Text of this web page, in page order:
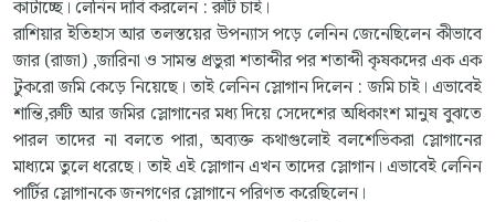
কাটাচ্ছে। লেনিন দাবি করলেন : রুটি চাই।
রাশিয়ার ইতিহাস আর তলস্তয়ের উপন্যাস পড়ে লেনিন জেনেছিলেন কীভাবে
জার (রাজা) ,জারিনা ও সামন্ত প্রভুরা শতাব্দীর পর শতাব্দী কৃষকদের এক এক
টুকরো জমি কেড়ে নিয়েছে। তাই লেনিন স্লোগান দিলেন : জমি চাই। এভাবেই
শান্তি,রুটি আর জমির স্লোগানের মধ্য দিয়ে সেদেশের অধিকাংশ মানুষ বুঝতে
পারল তাদের না বলতে পারা, অব্যক্ত কথাগুলোই বলশেভিকরা স্লোগানের
মাধ্যমে তুলে ধরেছে। তাই এই স্লোগান এখন তাদের স্লোগান। এভাবেই লেনিন
পার্টির স্লোগানকে জনগণের স্লোগানে পরিণত করেছিলেন।